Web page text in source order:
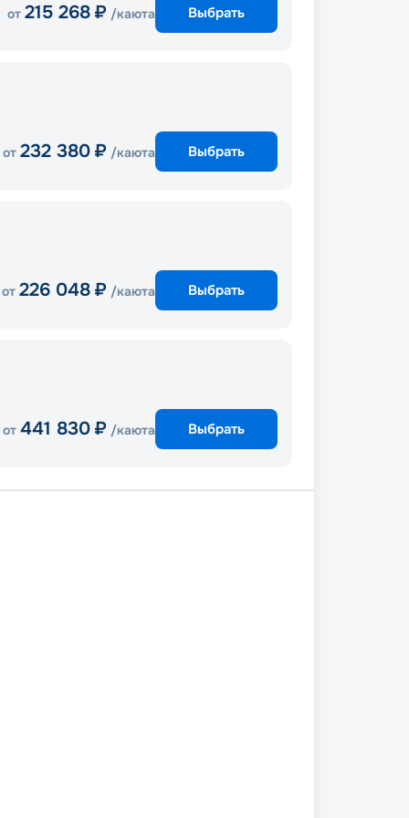
от 215 268 ₽ /каюта Выбрать
от 232 380 ₽ /каюта Выбрать
от 226 048 ₽ /каюта Выбрать
от 441 830 ₽ /каюта Выбрать